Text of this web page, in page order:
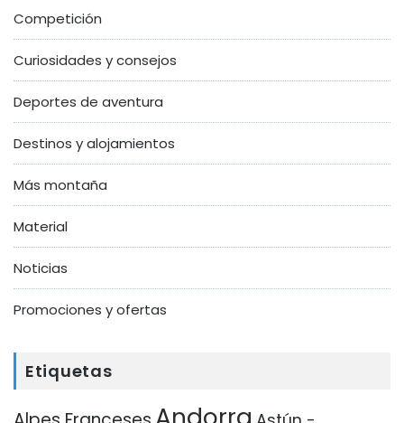
Competición
Curiosidades y consejos
Deportes de aventura
Destinos y alojamientos
Más montaña
Material
Noticias
Promociones y ofertas
Etiquetas